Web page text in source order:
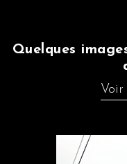
Quelques
Voir